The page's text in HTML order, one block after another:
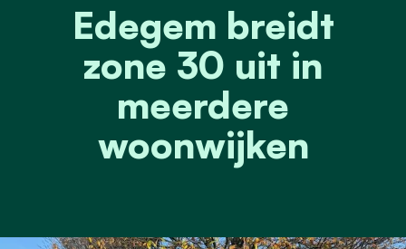
Edegem breidt
zone 30 uit in
meerdere
woonwijken